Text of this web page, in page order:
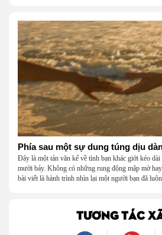
Phía sau một sự dung túng dịu
Đây là một tản văn kể về tình bạn khác giới kéo
mười bảy. Không có những rung động mập mờ
bài viết là hành trình nhìn lại một người bạn đã
là một mối tình, mà là một người luôn cho tôi
TƯƠNG TÁC